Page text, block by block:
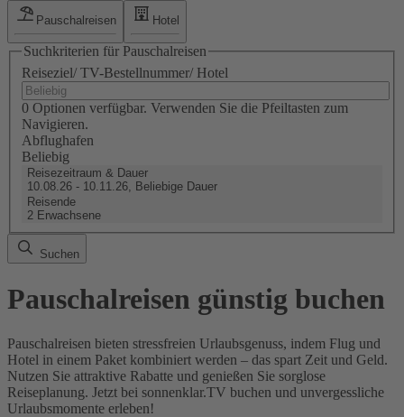
Pauschalreisen Hotel
Suchkriterien für Pauschalreisen
Reiseziel/ TV-Bestellnummer/ Hotel
0 Optionen verfügbar. Verwenden Sie die Pfeiltasten zum
Navigieren.
Abflughafen
Beliebig
Reisezeitraum & Dauer
10.08.26 - 10.11.26, Beliebige Dauer
Reisende
2 Erwachsene
Suchen
Pauschalreisen günstig buchen
Pauschalreisen bieten stressfreien Urlaubsgenuss, indem Flug und
Hotel in einem Paket kombiniert werden – das spart Zeit und Geld.
Nutzen Sie attraktive Rabatte und genießen Sie sorglose
Reiseplanung. Jetzt bei sonnenklar.TV buchen und unvergessliche
Urlaubsmomente erleben!